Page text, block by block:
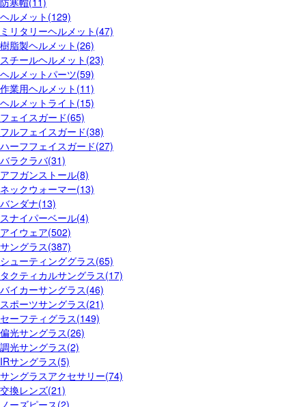
ヘルメット(129)
ミリタリーヘルメット(47)
樹脂製ヘルメット(26)
スチールヘルメット(23)
ヘルメットパーツ(59)
作業用ヘルメット(11)
ヘルメットライト(15)
フェイスガード(65)
フルフェイスガード(38)
ハーフフェイスガード(27)
バラクラバ(31)
アフガンストール(8)
ネックウォーマー(13)
バンダナ(13)
スナイパーベール(4)
アイウェア(502)
サングラス(387)
シューティンググラス(65)
タクティカルサングラス(17)
バイカーサングラス(46)
スポーツサングラス(21)
セーフティグラス(149)
偏光サングラス(26)
調光サングラス(2)
IRサングラス(5)
サングラスアクセサリー(74)
交換レンズ(21)
ノーズピース(2)